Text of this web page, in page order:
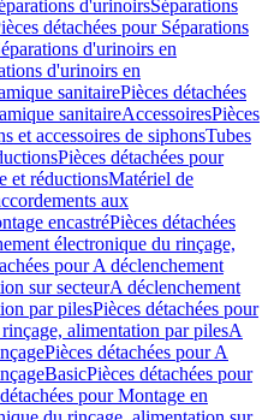
d'urinoirsSéparations
détachées pour Séparations
d'urinoirs en
d'urinoirs en
sanitairePièces détachées
sanitaireAccessoiresPièces
et accessoires de siphonsTubes
Pièces détachées pour
et réductionsMatériel de
aux
encastréPièces détachées
électronique du rinçage,
pour A déclenchement
sur secteurA déclenchement
par pilesPièces détachées pour
alimentation par pilesA
Pièces détachées pour A
BasicPièces détachées pour
pour Montage en